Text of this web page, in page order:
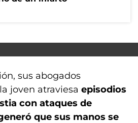
sus abogados
joven atraviesa episodios
con ataques de
que sus manos se